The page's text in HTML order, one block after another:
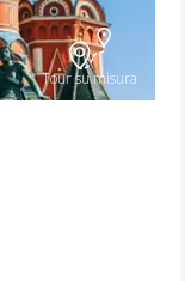
Tour su misura